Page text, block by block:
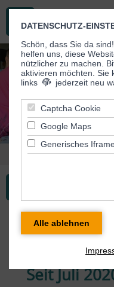
Sie sind hier: Tagespflege >
Seit Juli
DATENSCHUTZ-
Schön, dass Sie da sind!
helfen uns, diese
nützlicher zu machen.
aktivieren möchten. Sie
links
jederzeit neu
Captcha Cookie
Google Maps
Generisches